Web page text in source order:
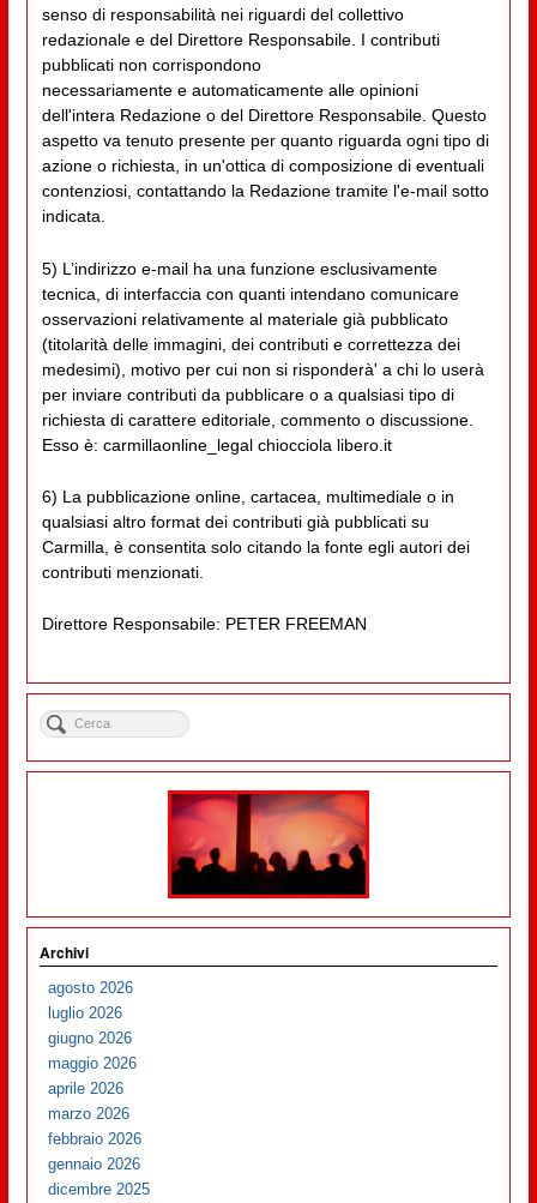
senso di responsabilità nei riguardi del collettivo
redazionale e del Direttore Responsabile. I contributi
pubblicati non corrispondono
necessariamente e automaticamente alle opinioni
dell'intera Redazione o del Direttore Responsabile. Questo
aspetto va tenuto presente per quanto riguarda ogni tipo di
azione o richiesta, in un'ottica di composizione di eventuali
contenziosi, contattando la Redazione tramite l'e-mail sotto
indicata.
5) L’indirizzo e-mail ha una funzione esclusivamente
tecnica, di interfaccia con quanti intendano comunicare
osservazioni relativamente al materiale già pubblicato
(titolarità delle immagini, dei contributi e correttezza dei
medesimi), motivo per cui non si risponderà' a chi lo userà
per inviare contributi da pubblicare o a qualsiasi tipo di
richiesta di carattere editoriale, commento o discussione.
Esso è: carmillaonline_legal chiocciola libero.it
6) La pubblicazione online, cartacea, multimediale o in
qualsiasi altro format dei contributi già pubblicati su
Carmilla, è consentita solo citando la fonte egli autori dei
contributi menzionati.
Direttore Responsabile: PETER FREEMAN
Archivi
agosto 2026
luglio 2026
giugno 2026
maggio 2026
aprile 2026
marzo 2026
febbraio 2026
gennaio 2026
dicembre 2025